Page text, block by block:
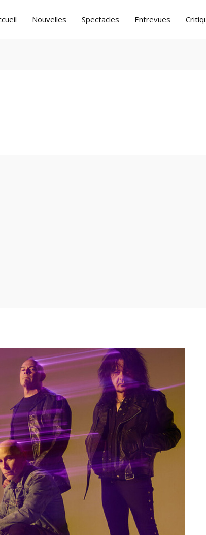
Nouvelles Spectacles Entrevues